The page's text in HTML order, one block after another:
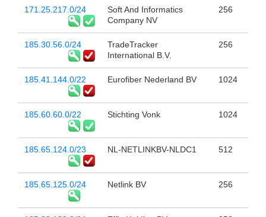
171.25.217.0/24
Soft And Informatics
Company NV
256
185.30.56.0/24
TradeTracker
International B.V.
256
185.41.144.0/22 Eurofiber Nederland BV 1024
185.60.60.0/22 Stichting Vonk 1024
185.65.124.0/23 NL-NETLINKBV-NLDC1 512
185.65.125.0/24 Netlink BV 256